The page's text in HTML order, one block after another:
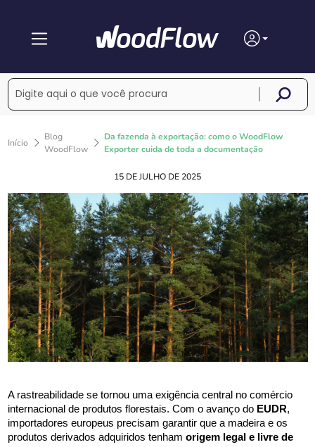
Início
Blog
WoodFlow
Da fazenda à exportação: como o WoodFlow
Exporter cuida de toda a documentação
15 DE JULHO DE 2025
A rastreabilidade se tornou uma exigência central no comércio
internacional de produtos florestais. Com o avanço do EUDR,
importadores europeus precisam garantir que a madeira e os
produtos derivados adquiridos tenham origem legal e livre de